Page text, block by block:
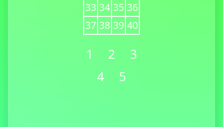
33 34 35 36
37 38 39 40
1 2
3
4
5